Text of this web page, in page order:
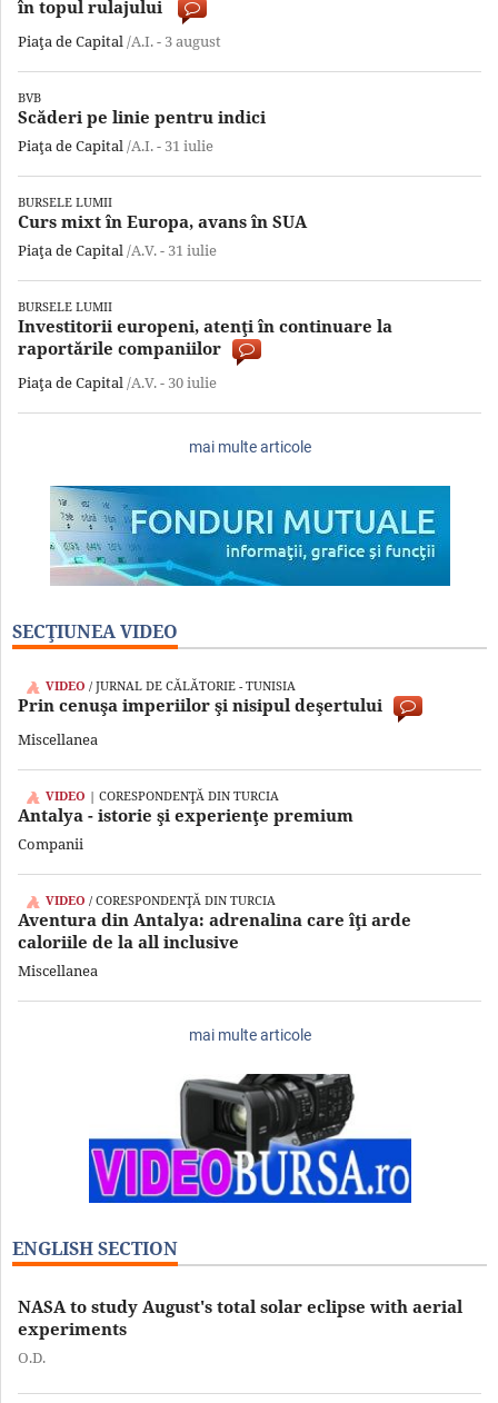
în topul rulajului
Piaţa de Capital/A.I. - 3 august
BVB
Scăderi pe linie pentru indici
Piaţa de Capital/A.I. - 31 iulie
BURSELE LUMII
Curs mixt în Europa, avans în SUA
Piaţa de Capital/A.V. - 31 iulie
BURSELE LUMII
Investitorii europeni, atenţi în continuare la
raportările companiilor
Piaţa de Capital/A.V. - 30 iulie
mai multe articole
SECŢIUNEA VIDEO
VIDEO / JURNAL DE CĂLĂTORIE - TUNISIA
Prin cenuşa imperiilor şi nisipul deşertului
Miscellanea
VIDEO | CORESPONDENŢĂ DIN TURCIA
Antalya - istorie şi experienţe premium
Companii
VIDEO / CORESPONDENŢĂ DIN TURCIA
Aventura din Antalya: adrenalina care îţi arde
caloriile de la all inclusive
Miscellanea
mai multe articole
ENGLISH SECTION
NASA to study August's total solar eclipse with aerial
experiments
O.D.